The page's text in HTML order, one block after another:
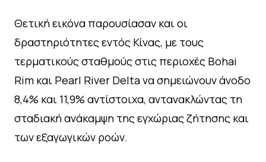
Θετική εικόνα παρουσίασαν και οι
δραστηριότητες εντός Κίνας, με τους
τερματικούς σταθμούς στις περιοχές Bohai
Rim και Pearl River Delta να σημειώνουν άνοδο
8,4% και 11,9% αντίστοιχα, αντανακλώντας τη
σταδιακή ανάκαμψη της εγχώριας ζήτησης και
των εξαγωγικών ροών.